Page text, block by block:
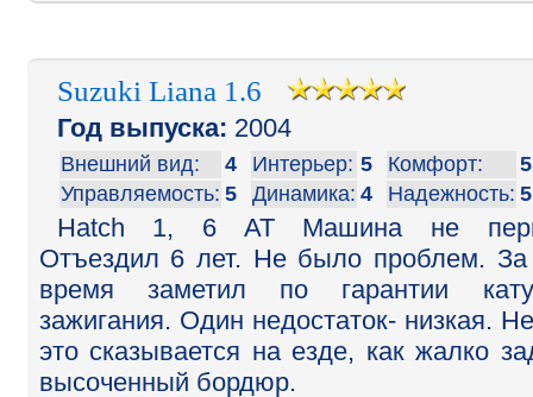
Suzuki Liana 1.6
Год выпуска: 2004
Внешний вид: 4 Интерьер: 5 Комфорт:
5
Управляемость: 5 Динамика: 4 Надежность: 5
Hatch 1, 6 AT Машина не
Отъездил 6 лет. Не было проблем. За
время заметил по гарантии
зажигания. Один недостаток- низкая.
это сказывается на езде, как жалко
высоченный бордюр.